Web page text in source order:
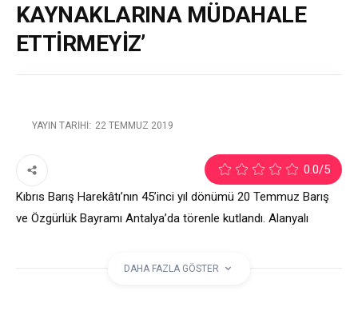
KAYNAKLARINA MÜDAHALE
ETTİRMEYİZ’
YAYIN TARIHI: 22 TEMMUZ 2019
0.0/5
Kıbrıs Barış Harekâtı’nın 45’inci yıl dönümü 20 Temmuz Barış
ve Özgürlük Bayramı Antalya’da törenle kutlandı. Alanyalı
DAHA FAZLA GÖSTER